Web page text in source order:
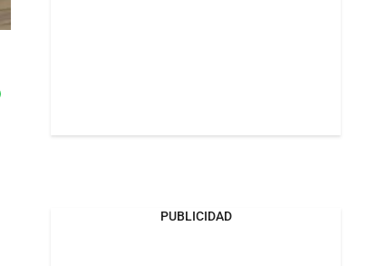
PUBLICIDAD